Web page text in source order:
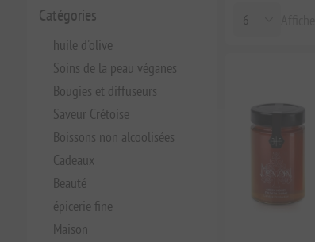
Catégories
huile d'olive
Soins de la peau véganes
Bougies et diffuseurs
Saveur Crétoise
Boissons non alcoolisées
Cadeaux
Beauté
épicerie fine
Maison